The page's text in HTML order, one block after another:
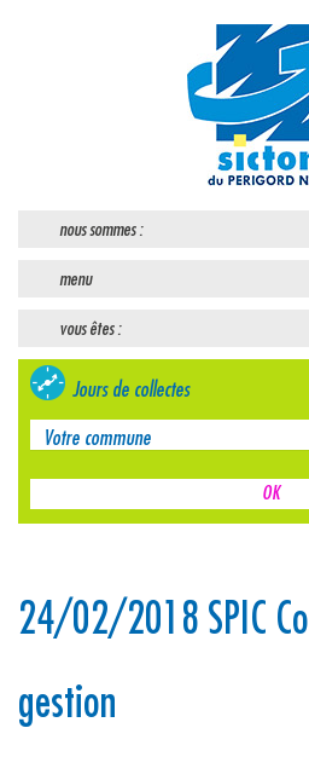
nous sommes :
menu
vous êtes :
Jours de collectes
24/02/2018 SPIC
gestion